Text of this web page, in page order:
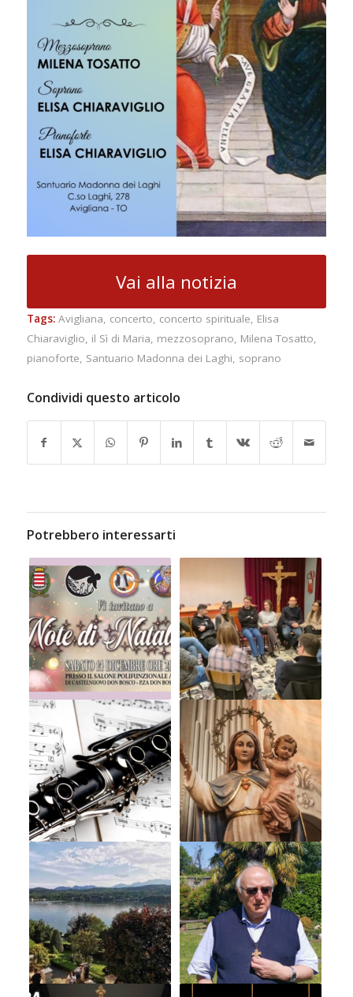
Vai alla notizia
Tags: Avigliana, concerto, concerto spirituale, Elisa
Chiaraviglio, il Sì di Maria, mezzosoprano, Milena Tosatto,
pianoforte, Santuario Madonna dei Laghi, soprano
Condividi questo articolo
Potrebbero interessarti